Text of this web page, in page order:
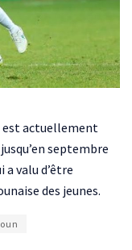
est actuellement
septembre
valu d’être
des jeunes.